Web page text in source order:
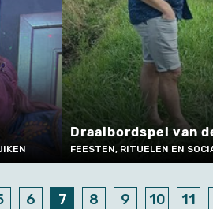
Draaibordspel van
FEESTEN, RITUELEN EN
6 7 8 9 10 11